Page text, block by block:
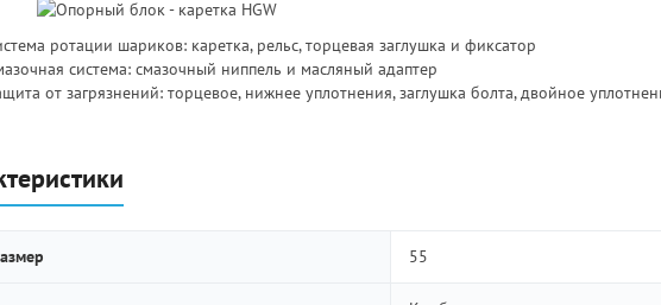
ротации шариков: каретка, рельс, торцевая заглушка и фиксатор
система: смазочный ниппель и масляный адаптер
от загрязнений: торцевое, нижнее уплотнения, заглушка болта, двойное
55